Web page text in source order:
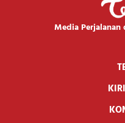
Media Perjalanan